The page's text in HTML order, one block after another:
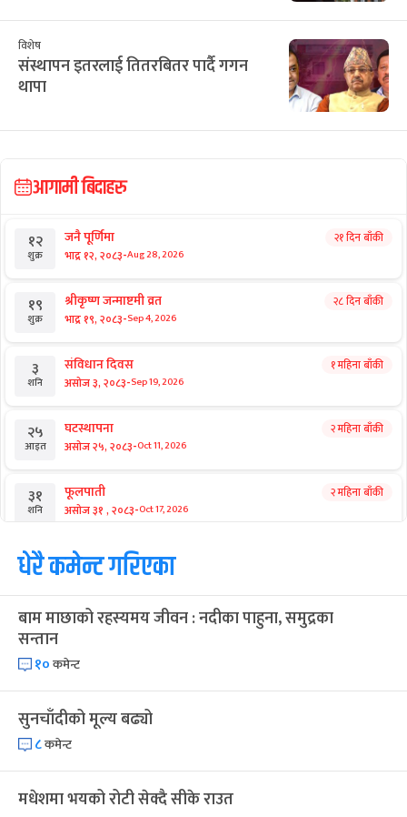
विशेष
संस्थापन इतरलाई तितरबितर पार्दै गगन
थापा
आगामी बिदाहरु
१२
शुक्र
जनै पूर्णिमा
भाद्र १२, २०८३-Aug 28, 2026
२१ दिन बाँकी
१९
शुक्र
श्रीकृष्ण जन्माष्टमी व्रत
भाद्र १९, २०८३-Sep 4, 2026
२८ दिन बाँकी
३
शनि
संविधान दिवस
असोज ३, २०८३-Sep 19, 2026
१ महिना बाँकी
२५
आइत
घटस्थापना
असोज २५, २०८३-Oct 11, 2026
२ महिना बाँकी
३१
शनि
फूलपाती
असोज ३१ , २०८३-Oct 17, 2026
२ महिना बाँकी
१
आइत
कार्तिक सङ्क्रान्ति
कार्तिक १, २०८३-Oct 18, 2026
३
मंगल
महानवमी २ महिना बाँकी
४
५ पापा‌ङ्कुशा एकादशी व्रत
-
कुकुर तिहार
धेरै कमेन्ट गरिएका
बाम माछाको रहस्यमय जीवन : नदीका पाहुना, समुद्रका
सन्तान
१०कमेन्ट
सुनचाँदीको मूल्य बढ्यो
८कमेन्ट
मधेशमा भयको रोटी सेक्दै सीके राउत